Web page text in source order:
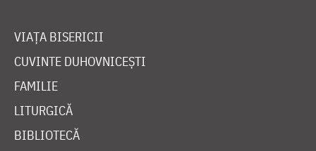
VIAȚA BISERICII
CUVINTE DUHOVNICEȘTI
FAMILIE
LITURGICĂ
BIBLIOTECĂ